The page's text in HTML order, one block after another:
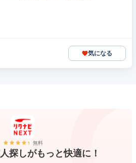
気になる
無料
探しがもっと快適に！